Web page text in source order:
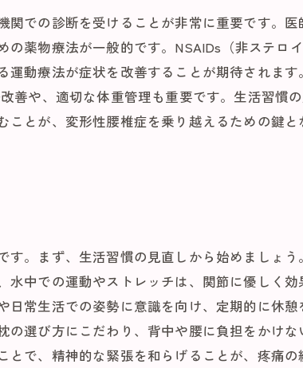
での診断を受けることが非常に重要です。医
薬物療法が一般的です。NSAIDs（非ステロ
動療法が症状を改善することが期待されま
や、適切な体重管理も重要です。生活習慣
とが、変形性腰椎症を乗り越えるための鍵
。まず、生活習慣の見直しから始めましょ
中での運動やストレッチは、関節に優しく
常生活での姿勢に意識を向け、定期的に休
選び方にこだわり、背中や腰に負担をかけな
で、精神的な緊張を和らげることが、疼痛